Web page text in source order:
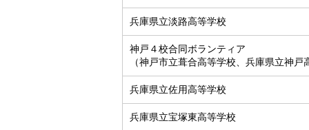
兵庫県立淡路高等学校
神戸４校合同ボランティア
（神戸市立葺合高等学校、兵庫県立神
兵庫県立佐用高等学校
兵庫県立宝塚東高等学校